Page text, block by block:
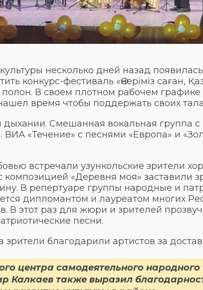
несколько дней назад
конкурс-фестиваль «Өнеріміз саған,
В своем плотном рабочем
время чтобы поддержать своих
Смешанная вокальная группа с
«Течение» с песнями «Европа» и
встречали узункольские зрители
композицией «Деревня моя» заставили
В репертуаре группы народные и
дипломантом и лауреатом многих
этот раз для жюри и зрителей
песни.
зрители благодарили артистов за
центра самодеятельного народного
Калкаев также выразил